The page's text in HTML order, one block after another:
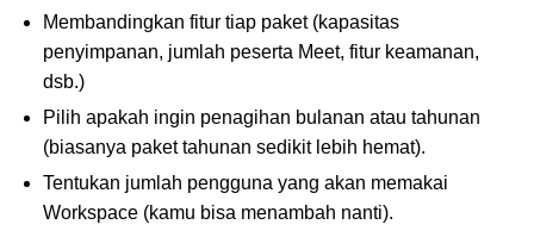
Membandingkan fitur tiap paket (kapasitas
penyimpanan, jumlah peserta Meet, fitur keamanan,
dsb.)
Pilih apakah ingin penagihan bulanan atau tahunan
(biasanya paket tahunan sedikit lebih hemat).
Tentukan jumlah pengguna yang akan memakai
Workspace (kamu bisa menambah nanti).